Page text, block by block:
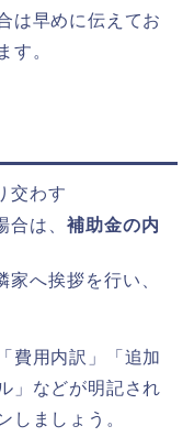
は早めに伝えてお
す。
交わす
は、 補助金の内
へ挨拶を行い、
費用内訳」「追加
」などが明記され
しましょう。